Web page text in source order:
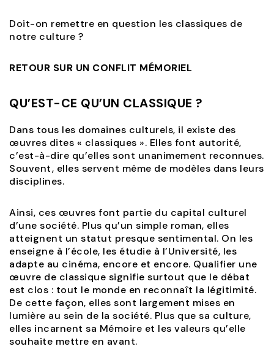
Doit-on remettre en question les classiques de
notre culture ?
RETOUR SUR UN CONFLIT MÉMORIEL
QU’EST-CE QU’UN CLASSIQUE ?
Dans tous les domaines culturels, il existe des
œuvres dites « classiques ». Elles font autorité,
c’est-à-dire qu’elles sont unanimement reconnues.
Souvent, elles servent même de modèles dans leurs
disciplines.
Ainsi, ces œuvres font partie du capital culturel
d’une société. Plus qu’un simple roman, elles
atteignent un statut presque sentimental. On les
enseigne à l’école, les étudie à l’Université, les
adapte au cinéma, encore et encore. Qualifier une
œuvre de classique signifie surtout que le débat
est clos : tout le monde en reconnaît la légitimité.
De cette façon, elles sont largement mises en
lumière au sein de la société. Plus que sa culture,
elles incarnent sa Mémoire et les valeurs qu’elle
souhaite mettre en avant.